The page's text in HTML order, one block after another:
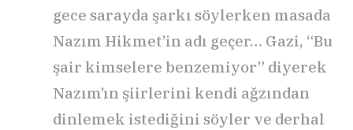
gece sarayda şarkı söylerken masada
Nazım Hikmet’in adı geçer… Gazi, “Bu
şair kimselere benzemiyor” diyerek
Nazım’ın şiirlerini kendi ağzından
dinlemek istediğini söyler ve derhal